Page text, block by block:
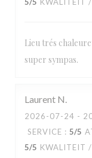
Lieu trés
super sympas.
Laurent N
2026-07-24 -
SERVICE : 5/5
5/5 KWALITEIT /